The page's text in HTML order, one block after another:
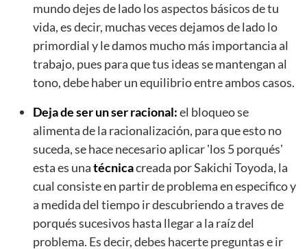
mundo dejes de lado los aspectos básicos de tu
vida, es decir, muchas veces dejamos de lado lo
primordial y le damos mucho más importancia al
trabajo, pues para que tus ideas se mantengan al
tono, debe haber un equilibrio entre ambos casos.
Deja de ser un ser racional:el bloqueo se
alimenta de la racionalización, para que esto no
suceda, se hace necesario aplicar ʽlos 5 porquésʼ
esta es unatécnicacreada por Sakichi Toyoda, la
cual consiste en partir de problema en especifico y
a medida del tiempo ir descubriendo a traves de
porqués sucesivos hasta llegar a la raíz del
problema. Es decir, debes hacerte preguntas e ir